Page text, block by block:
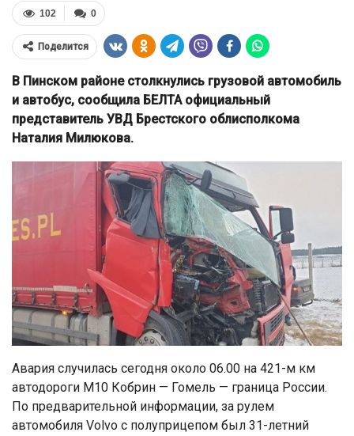
0
102
Поделится
В Пинском районе столкнулись грузовой автомобиль
и автобус, сообщила БЕЛТА официальный
представитель УВД Брестского облисполкома
Наталия Милюкова.
Авария случилась сегодня около 06.00 на 421-м км
автодороги М10 Кобрин — Гомель — граница России.
По предварительной информации, за рулем
автомобиля Volvo с полуприцепом был 31-летний